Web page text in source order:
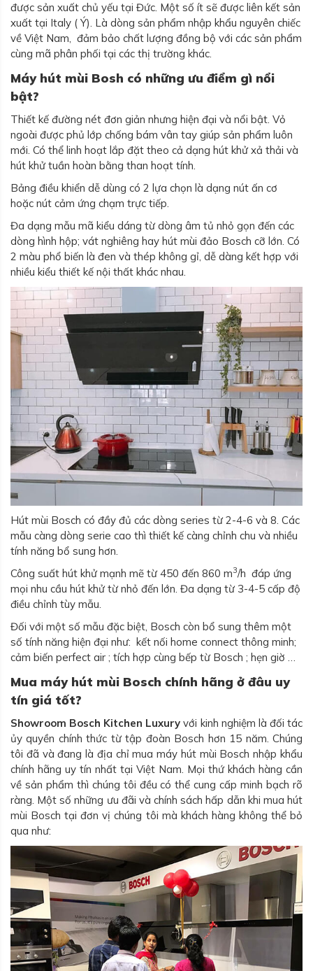
được sản xuất chủ yếu tại Đức. Một số ít sẽ được liên kết sản
xuất tại Italy ( Ý). Là dòng sản phẩm nhập khẩu nguyên chiếc
về Việt Nam, đảm bảo chất lượng đồng bộ với các sản phẩm
cùng mã phân phối tại các thị trường khác.
Máy hút mùi Bosh có những ưu điểm gì nổi
bật?
Thiết kế đường nét đơn giản nhưng hiện đại và nổi bật. Vỏ
ngoài được phủ lớp chống bám vân tay giúp sản phẩm luôn
mới. Có thể linh hoạt lắp đặt theo cả dạng hút khử xả thải và
hút khử tuần hoàn bằng than hoạt tính.
Bảng điều khiển dễ dùng có 2 lựa chọn là dạng nút ấn cơ
hoặc nút cảm ứng chạm trực tiếp.
Đa dạng mẫu mã kiểu dáng từ dòng âm tủ nhỏ gọn đến các
dòng hình hộp; vát nghiêng hay hút mùi đảo Bosch cỡ lớn. Có
2 màu phổ biến là đen và thép không gỉ, dễ dàng kết hợp với
nhiều kiểu thiết kế nội thất khác nhau.
Hút mùi Bosch có đầy đủ các dòng series từ 2-4-6 và 8. Các
mẫu càng dòng serie cao thì thiết kế càng chỉnh chu và nhiều
tính năng bổ sung hơn.
Công suất hút khử mạnh mẽ từ 450 đến 860 m3/h đáp ứng
mọi nhu cầu hút khử từ nhỏ đến lớn. Đa dạng từ 3-4-5 cấp độ
điều chỉnh tùy mẫu.
Đối với một số mẫu đặc biệt, Bosch còn bổ sung thêm một
số tính năng hiện đại như: kết nối home connect thông minh;
cảm biến perfect air ; tích hợp cùng bếp từ Bosch ; hẹn giờ …
Mua máy hút mùi Bosch chính hãng ở đâu uy
tín giá tốt?
Showroom Bosch Kitchen Luxury với kinh nghiệm là đối tác
ủy quyền chính thức từ tập đoàn Bosch hơn 15 năm. Chúng
tôi đã và đang là địa chỉ mua máy hút mùi Bosch nhập khẩu
chính hãng uy tín nhất tại Việt Nam. Mọi thứ khách hàng cần
về sản phẩm thì chúng tôi đều có thể cung cấp minh bạch rõ
ràng. Một số những ưu đãi và chính sách hấp dẫn khi mua hút
mùi Bosch tại đơn vị chúng tôi mà khách hàng không thể bỏ
qua như: